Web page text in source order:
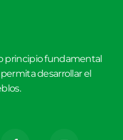
principio fundamental
desarrollar el